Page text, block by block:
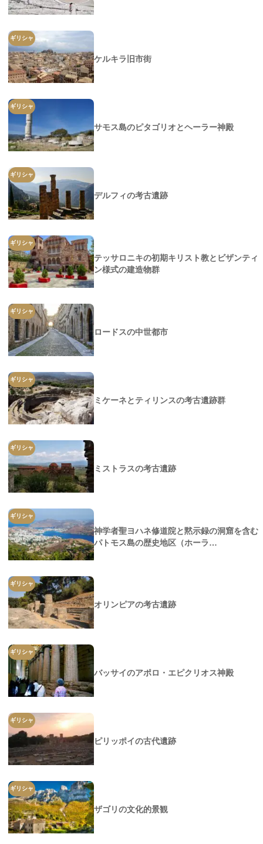
ギリシャ
ケルキラ旧市街
ギリシャ
サモス島のピタゴリオとヘーラー神殿
ギリシャ
デルフィの考古遺跡
ギリシャ
テッサロニキの初期キリスト教とビザンティ
ン様式の建造物群
ギリシャ
ロードスの中世都市
ギリシャ
ミケーネとティリンスの考古遺跡群
ギリシャ
ミストラスの考古遺跡
ギリシャ
神学者聖ヨハネ修道院と黙示録の洞窟を含む
パトモス島の歴史地区（ホーラ…
ギリシャ
オリンピアの考古遺跡
ギリシャ
バッサイのアポロ・エピクリオス神殿
ギリシャ
ピリッポイの古代遺跡
ギリシャ
ザゴリの文化的景観